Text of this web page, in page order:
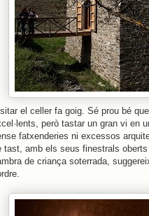
el celler fa goig. Sé prou bé
però tastar un gran vi en
fatxenderies ni excessos
tast, amb els seus finestrals
de criança soterrada,